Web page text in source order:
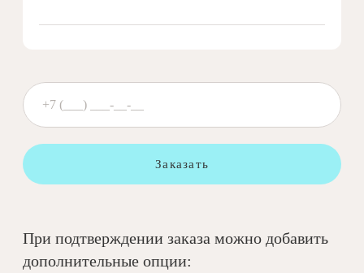
Заказать
При подтверждении заказа можно добавить
дополнительные опции: